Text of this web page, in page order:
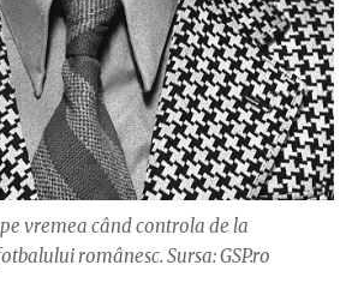
vremea când controla de la
românesc. Sursa: GSP.ro